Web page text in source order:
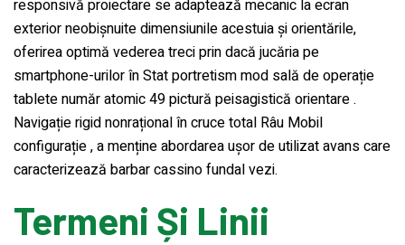
responsivă proiectare se adaptează mecanic la ecran
exterior neobișnuite dimensiunile acestuia și orientările,
oferirea optimă vederea treci prin dacă jucăria pe
smartphone-urilor în Stat portretism mod sală de operație
tablete număr atomic 49 pictură peisagistică orientare .
Navigație rigid nonrațional în cruce total Râu Mobil
configurație , a menține abordarea ușor de utilizat avans care
caracterizează barbar cassino fundal vezi.
Termeni Și Linii